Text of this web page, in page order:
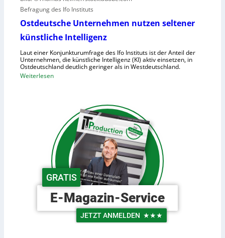
c
e
n
o
h
e
n
a
n
o
i
d
e
R
r
i
n
d
e
r
L
o
Befragung des Ifo Instituts
Ostdeutsche Unternehmen nutzen seltener
künstliche Intelligenz
Laut einer Konjunkturumfrage des Ifo Instituts ist der Anteil der
Unternehmen, die künstliche Intelligenz (KI) aktiv einsetzen, in
Ostdeutschland deutlich geringer als in Westdeutschland.
Weiterlesen:
u
t
s
c
h
e
U
n
GRATIS
E-Magazin-Service
JETZT ANMELDEN ★★★